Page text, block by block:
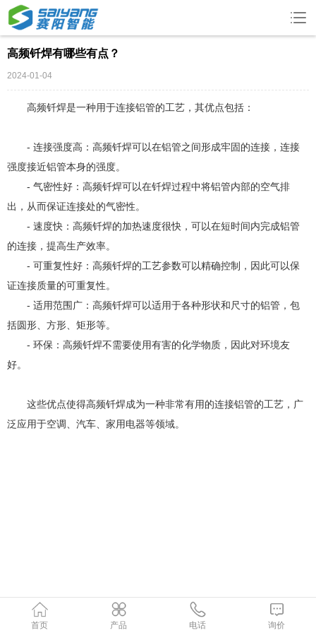
高频钎焊有哪些有点？
2024-01-04
高频钎焊是一种用于连接铝管的工艺，其优点包括：
- 连接强度高：高频钎焊可以在铝管之间形成牢固的连接，连接
强度接近铝管本身的强度。
- 气密性好：高频钎焊可以在钎焊过程中将铝管内部的空气排
出，从而保证连接处的气密性。
- 速度快：高频钎焊的加热速度很快，可以在短时间内完成铝管
的连接，提高生产效率。
- 可重复性好：高频钎焊的工艺参数可以精确控制，因此可以保
证连接质量的可重复性。
- 适用范围广：高频钎焊可以适用于各种形状和尺寸的铝管，包
括圆形、方形、矩形等。
- 环保：高频钎焊不需要使用有害的化学物质，因此对环境友
好。
这些优点使得高频钎焊成为一种非常有用的连接铝管的工艺，广
泛应用于空调、汽车、家用电器等领域。
首页 产品 电话 询价